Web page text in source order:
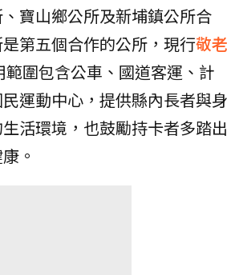
寶山鄉公所及新埔鎮公所合
第五個合作的公所，現行敬老
範圍包含公車、國道客運、計
運動中心，提供縣內長者與身
活環境，也鼓勵持卡者多踏出
。